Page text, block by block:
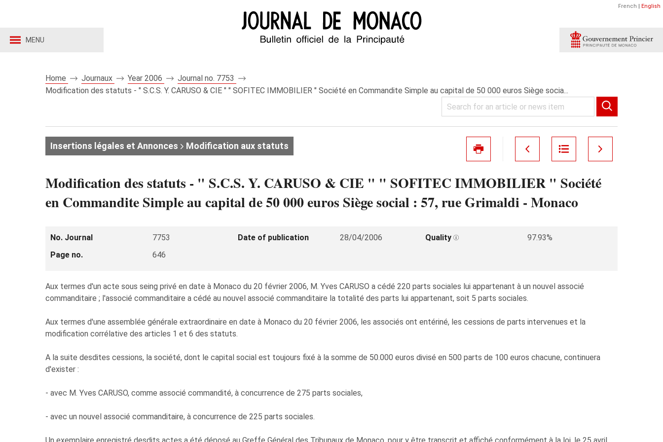
MENU
French | English
Home Journaux Year 2006
Journal no. 7753
Modification des statuts - " S.C.S. Y. CARUSO & CIE " " SOFITEC IMMOBILIER " Société en Commandite Simple au capital de 50 000 euros Siège socia...
Insertions légales et Annonces Modification aux statuts
Modification des statuts - " S.C.S. Y. CARUSO & CIE " " SOFITEC IMMOBILIER " Société
en Commandite Simple au capital de 50 000 euros Siège social : 57, rue Grimaldi - Monaco
No. Journal 7753 Date of publication 28/04/2006 Quality
97.93%
Page no.
646
Aux termes d'un acte sous seing privé en date à Monaco du 20 février 2006, M. Yves CARUSO a cédé 220 parts sociales lui appartenant à un nouvel associé
commanditaire ; l'associé commanditaire a cédé au nouvel associé commanditaire la totalité des parts lui appartenant, soit 5 parts sociales.
Aux termes d'une assemblée générale extraordinaire en date à Monaco du 20 février 2006, les associés ont entériné, les cessions de parts intervenues et la
modification corrélative des articles 1 et 6 des statuts.
A la suite desdites cessions, la société, dont le capital social est toujours fixé à la somme de 50.000 euros divisé en 500 parts de 100 euros chacune, continuera
d'exister :
- avec M. Yves CARUSO, comme associé commandité, à concurrence de 275 parts sociales,
- avec un nouvel associé commanditaire, à concurrence de 225 parts sociales.